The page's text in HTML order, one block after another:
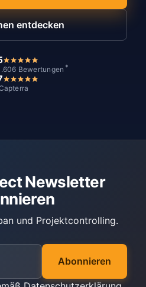
entdecken
Bewertungen *
Newsletter
und Projektcontrolling.
Abonnieren